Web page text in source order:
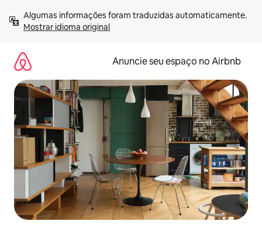
para
Mostrar idioma original
Anuncie seu espaço no Airbnb